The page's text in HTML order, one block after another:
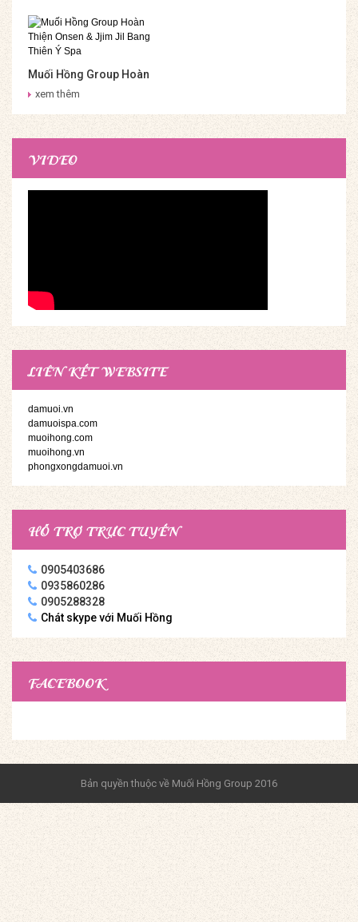
Muối Hồng Group Hoàn
Thiện Onsen & Jjim Jil
xem thêm
VIDEO
LIÊN KẾT WEBSITE
damuoi.vn
damuoispa.com
muoihong.com
muoihong.vn
phongxongdamuoi.vn
HỖ TRỢ TRỰC TUYẾN
0905403686
0935860286
0905288328
Chát skype với Muối Hồng
FACEBOOK
Bản quyền thuộc về Muối Hồng Group 2016